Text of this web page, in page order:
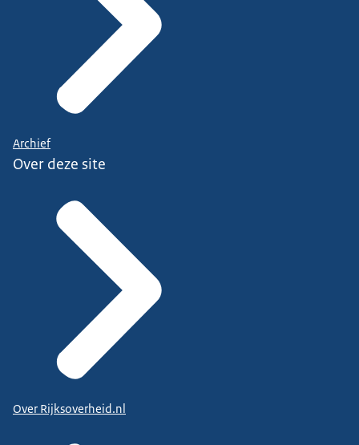
Archief
Over deze site
Over Rijksoverheid.nl